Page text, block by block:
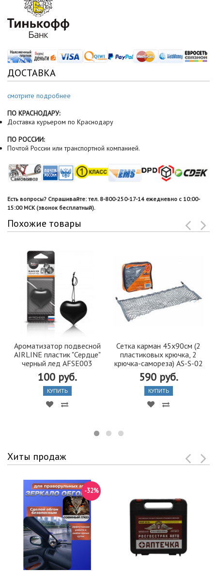
ДОСТАВКА
смотрите подробнее
ПО КРАСНОДАРУ:
Доставка курьером по Краснодару
ПО РОССИИ:
Почтой России или транспортной компанией.
Есть вопросы? Спрашивайте: тел. 8-800-250-17-14 ежедневно с 10:00-
15:00 МСК (звонок бесплатный).
Похожие товары
Ароматизатор подвесной
AIRLINE пластик "Сердце"
черный лед AFSE003
100 руб.
КУПИТЬ
Сетка карман 45х90см (2
пластиковых крючка, 2
крючка-самореза) AS-S-02
590 руб.
КУПИТЬ
Хиты продаж
-32%